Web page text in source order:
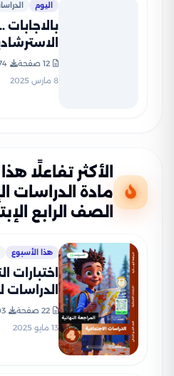
اليوم
بالاجابات
الابتدائي
12 صفحة
8 مارس 2025
الأكثر تفاعلًا
مادة الدراسات
الصف الرابع
هذا الأسبوع
الدراسات
PDF بالاجابات
22 صفحة
13 مايو 2025